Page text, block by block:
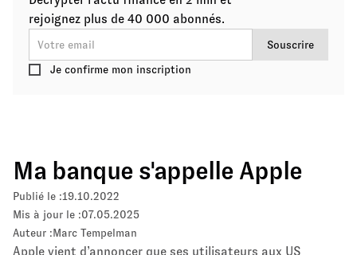
rejoignez plus de 40 000 abonnés.
Je confirme mon inscription
Ma banque s'appelle Apple
Publié le :19.10.2022
Mis à jour le :07.05.2025
Auteur :Marc Tempelman
Apple vient d’annoncer que ses utilisateurs aux US